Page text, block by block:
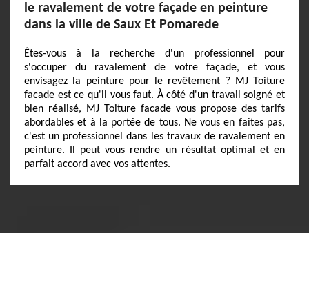
le ravalement de votre façade en peinture
dans la ville de Saux Et Pomarede
Êtes-vous à la recherche d'un professionnel pour
s'occuper du ravalement de votre façade, et vous
envisagez la peinture pour le revêtement ? MJ Toiture
facade est ce qu'il vous faut. À côté d'un travail soigné et
bien réalisé, MJ Toiture facade vous propose des tarifs
abordables et à la portée de tous. Ne vous en faites pas,
c'est un professionnel dans les travaux de ravalement en
peinture. Il peut vous rendre un résultat optimal et en
parfait accord avec vos attentes.